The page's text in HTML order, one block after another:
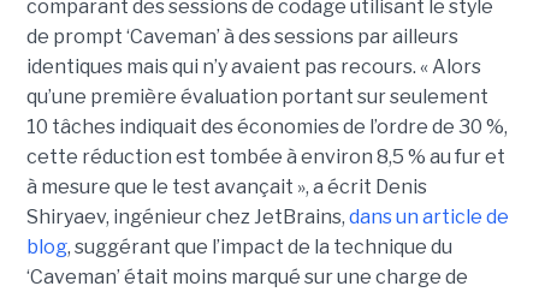
comparant des sessions de codage utilisant le style
de prompt ‘Caveman’ à des sessions par ailleurs
identiques mais qui n’y avaient pas recours. « Alors
qu’une première évaluation portant sur seulement
10 tâches indiquait des économies de l’ordre de 30 %,
cette réduction est tombée à environ 8,5 % au fur et
à mesure que le test avançait », a écrit Denis
Shiryaev, ingénieur chez JetBrains, dans un article de
blog, suggérant que l’impact de la technique du
‘Caveman’ était moins marqué sur une charge de